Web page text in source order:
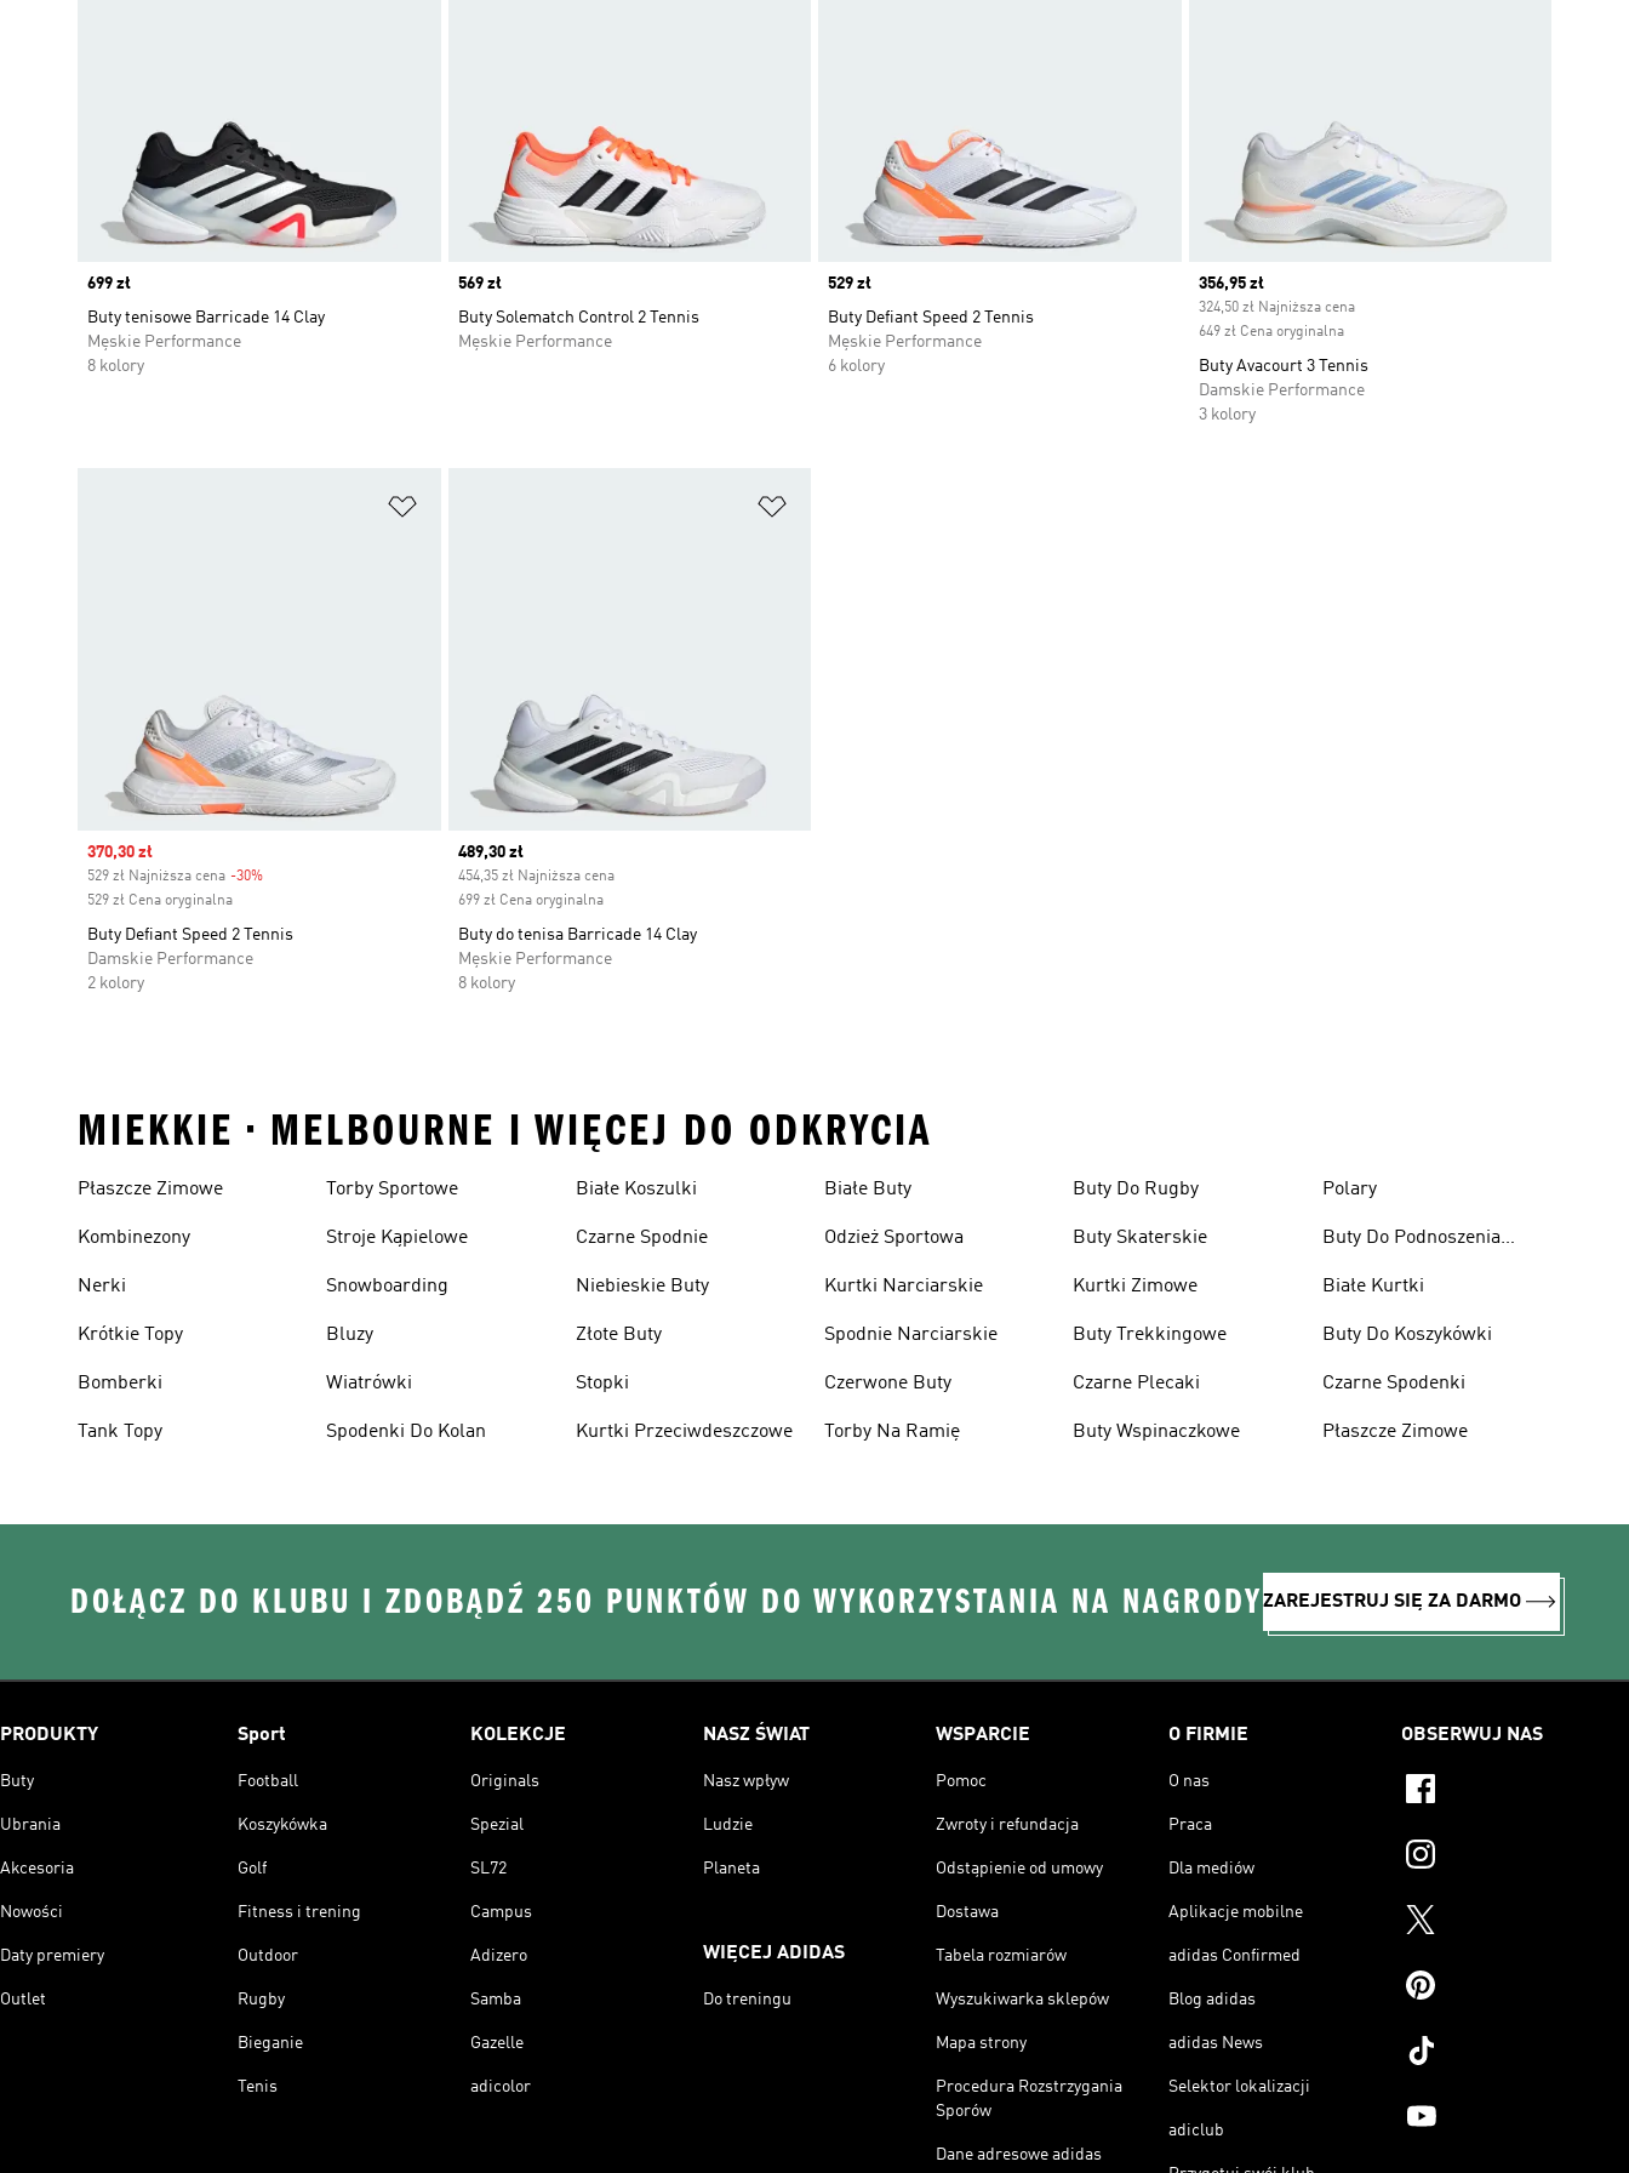
Price
699 zł
Buty tenisowe Barricade 14 Clay
Męskie Performance
8 kolory
Price
569 zł
Buty Solematch Control 2 Tennis
Męskie Performance
Price
529 zł
Buty Defiant Speed 2 Tennis
Męskie Performance
6 kolory
Current price
356,95 zł
324,50 zł Najniższa cena
649 zł Cena oryginalna
Buty Avacourt 3 Tennis
Damskie Performance
3 kolory
Sale price
370,30 zł
529 zł Najniższa cena -30%
529 zł Cena oryginalna
Buty Defiant Speed 2 Tennis
Damskie Performance
2 kolory
Current price
489,30 zł
454,35 zł Najniższa cena
699 zł Cena oryginalna
Buty do tenisa Barricade 14 Clay
Męskie Performance
8 kolory
MIEKKIE • MELBOURNE I WIĘCEJ DO ODKRYCIA
Płaszcze Zimowe
Kombinezony
Nerki
Krótkie Topy
Bomberki
Tank Topy
Torby Sportowe
Stroje Kąpielowe
Snowboarding
Bluzy
Wiatrówki
Spodenki Do Kolan
Białe Koszulki
Czarne Spodnie
Niebieskie Buty
Złote Buty
Stopki
Kurtki Przeciwdeszczowe
Białe Buty
Odzież Sportowa
Kurtki Narciarskie
Spodnie Narciarskie
Czerwone Buty
Torby Na Ramię
Buty Do Rugby
Buty Skaterskie
Kurtki Zimowe
Buty Trekkingowe
Czarne Plecaki
Buty Wspinaczkowe
Polary
Buty Do Podnoszenia
Białe Kurtki
Buty Do Koszykówki
Czarne Spodenki
Płaszcze Zimowe
DOŁĄCZ DO KLUBU I ZDOBĄDŹ 250 PUNKTÓW DO WYKORZYSTANIA NA NAGRODYZAREJESTRUJ SIĘ ZA DARMO
PRODUKTY
Buty
Ubrania
Akcesoria
Nowości
Daty premiery
Outlet
Sport
Football
Koszykówka
Golf
Fitness i trening
Outdoor
Rugby
Bieganie
Tenis
KOLEKCJE
Originals
Spezial
SL72
Campus
Adizero
Samba
Gazelle
adicolor
NASZ ŚWIAT
Nasz wpływ
Ludzie
Planeta
WIĘCEJ ADIDAS
Do treningu
WSPARCIE
Pomoc
Zwroty i refundacja
Odstąpienie od umowy
Dostawa
Tabela rozmiarów
Wyszukiwarka sklepów
Mapa strony
Procedura Rozstrzygania
Sporów
Dane adresowe adidas
O FIRMIE
O nas
Praca
Dla mediów
Aplikacje mobilne
adidas Confirmed
Blog adidas
adidas News
Selektor lokalizacji
adiclub
OBSERWUJ NAS